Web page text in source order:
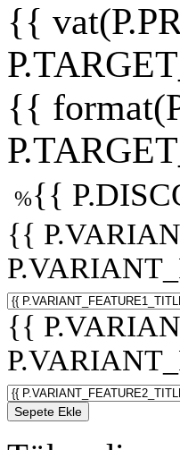
{{
{{
%{{
{{
{{
Sepete Ekle